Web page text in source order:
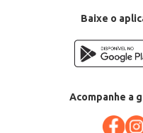
Baixe o
Acompanhe a